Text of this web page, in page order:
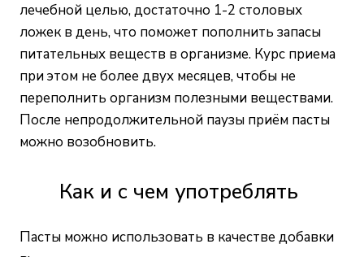
лечебной целью, достаточно 1-2 столовых
ложек в день, что поможет пополнить запасы
питательных веществ в организме. Курс приема
при этом не более двух месяцев, чтобы не
переполнить организм полезными веществами.
После непродолжительной паузы приём пасты
можно возобновить.
Как и с чем употреблять
Пасты можно использовать в качестве добавки